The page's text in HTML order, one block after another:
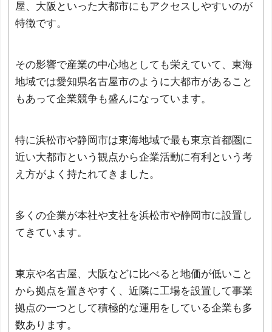
屋、大阪といった大都市にもアクセスしやすいのが
特徴です。
その影響で産業の中心地としても栄えていて、東海
地域では愛知県名古屋市のように大都市があること
もあって企業競争も盛んになっています。
特に浜松市や静岡市は東海地域で最も東京首都圏に
近い大都市という観点から企業活動に有利という考
え方がよく持たれてきました。
多くの企業が本社や支社を浜松市や静岡市に設置し
てきています。
東京や名古屋、大阪などに比べると地価が低いこと
から拠点を置きやすく、近隣に工場を設置して事業
拠点の一つとして積極的な運用をしている企業も多
数あります。